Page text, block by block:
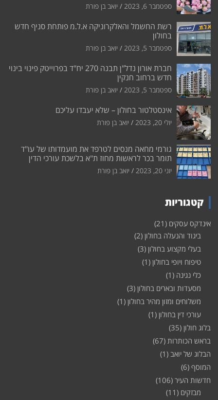
ספטמבר 6, 2023 יואב בן פורת
רשת החשמל והאלקרוניקה א.ל.מ פותחת סניף חדש
בחולון
ספטמבר 5, 2023 יואב בן פורת
חברת אורון נדל"ן תבנה 270 יח"ד בפרוייטק פינוי בינוי
חדש ברחוב חנקין
ספטמבר 5, 2023 יואב בן פורת
אינסטלטור בחולון – שלא יעבדו עליכם
יולי 20, 2023 יואב בן פורת
גורמי מחאה מנסים לטרפד את מועמדותו של עו"ד
תומר בכר לראשות מחוז ת"א בלשכת עורכי הדין
יוני 20, 2023 יואב בן פורת
קטגוריות
אינדקס עסקים (21)
ביגוד והנעלה בחולון (2)
בעלי מקצוע בחולון (3)
טיפוח ויופי בחולון (1)
כלי נגינה (1)
מסעדות ובארים בחולון (3)
משלוחים ומזון מהיר בחולון (1)
עורכי דין בחולון (1)
בלוג חולון (35)
בראש הכותרות (67)
הבלוג של יואב (1)
המוסף (6)
חדשות העיר (106)
מבזקים (11)